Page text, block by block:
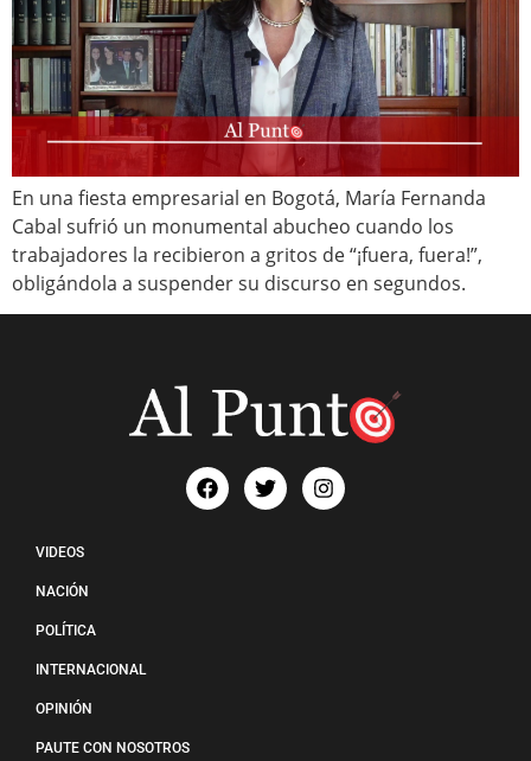
En una fiesta empresarial en Bogotá, María Fernanda
Cabal sufrió un monumental abucheo cuando los
trabajadores la recibieron a gritos de “¡fuera, fuera!”,
obligándola a suspender su discurso en segundos.
VIDEOS
NACIÓN
POLÍTICA
INTERNACIONAL
OPINIÓN
PAUTE CON NOSOTROS